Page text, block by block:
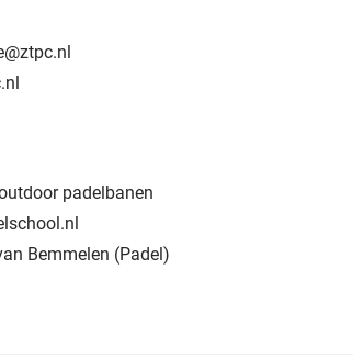
padelbanen
Bemmelen (Padel)